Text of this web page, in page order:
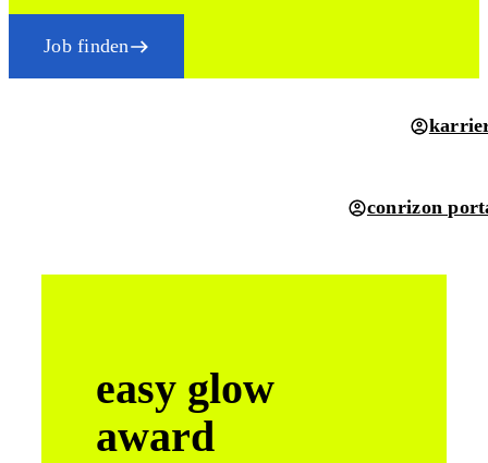
Job finden
conrizon
easy glow
award